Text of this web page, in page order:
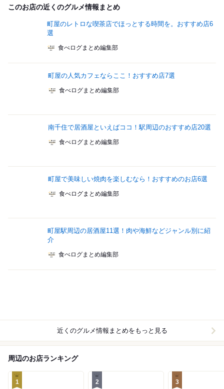
このお店の近くのグルメ情報まとめ
町屋のレトロな喫茶店でほっとする時間を。おすすめ店6
選
食べログまとめ編集部
町屋の人気カフェならここ！おすすめ店7選
食べログまとめ編集部
南千住で居酒屋といえばココ！駅周辺のおすすめ店20選
食べログまとめ編集部
町屋で美味しい焼肉を楽しむなら！おすすめのお店6選
食べログまとめ編集部
町屋駅周辺の居酒屋11選！肉や海鮮などジャンル別に紹
介
食べログまとめ編集部
近くのグルメ情報まとめをもっと見る
周辺のお店ランキング
1 2 3